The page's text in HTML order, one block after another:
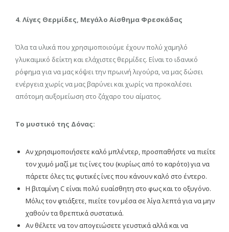
4. Λίγες Θερμίδες, Μεγάλο Αίσθημα Φρεσκάδας
Όλα τα υλικά που χρησιμοποιούμε έχουν πολύ χαμηλό
γλυκαιμικό δείκτη και ελάχιστες θερμίδες. Είναι το ιδανικό
ρόφημα για να μας κόψει την πρωινή λιγούρα, να μας δώσει
ενέργεια χωρίς να μας βαρύνει και χωρίς να προκαλέσει
απότομη αυξομείωση στο ζάχαρο του αίματος.
Το μυστικό της Δόνας:
Αν χρησιμοποιήσετε καλό μπλέντερ, προσπαθήστε να πιείτε
τον χυμό μαζί με τις ίνες του (κυρίως από το καρότο) για να
πάρετε όλες τις φυτικές ίνες που κάνουν καλό στο έντερο.
Η βιταμίνη C είναι πολύ ευαίσθητη στο φως και το οξυγόνο.
Μόλις τον φτιάξετε, πιείτε τον μέσα σε λίγα λεπτά για να μην
χαθούν τα θρεπτικά συστατικά.
Αν θέλετε να τον απογειώσετε γευστικά αλλά και να